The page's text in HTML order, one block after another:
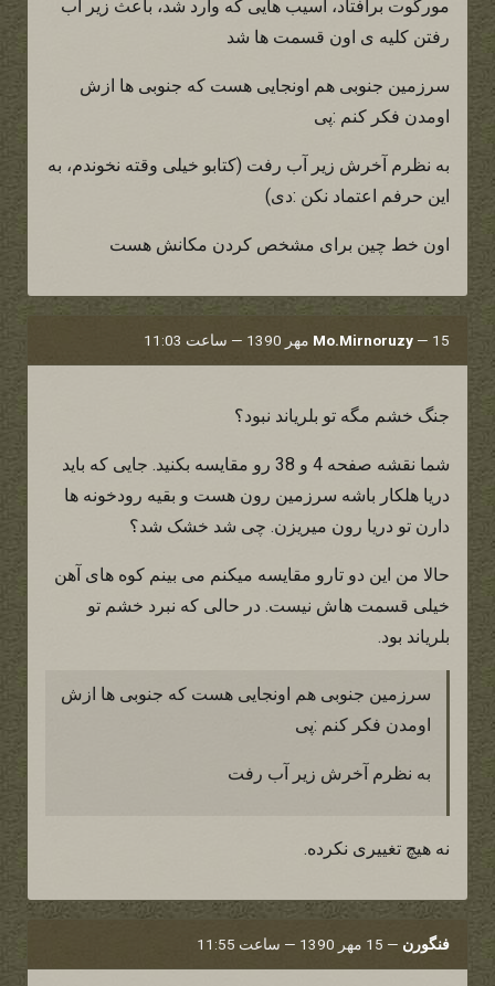
مورگوت برافتاد، آسیب هایی که وارد شد، باعث زیر آب
رفتن کلیه ی اون قسمت ها شد
سرزمین جنوبی هم اونجایی هست که جنوبی ها ازش
اومدن فکر کنم :پی
به نظرم آخرش زیر آب رفت (کتابو خیلی وقته نخوندم، به
این حرفم اعتماد نکن :دی)
اون خط چین برای مشخص کردن مکانش هست
Mo.Mirnoruzy — 15 مهر 1390 — ساعت 11:03
جنگ خشم مگه تو بلریاند نبود؟
شما نقشه صفحه 4 و 38 رو مقایسه بکنید. جایی که باید
دریا هلکار باشه سرزمین رون هست و بقیه رودخونه ها
دارن تو دریا رون میریزن. چی شد خشک شد؟
حالا من این دو تارو مقایسه میکنم می بینم کوه های آهن
خیلی قسمت هاش نیست. در حالی که نبرد خشم تو
بلریاند بود.
سرزمین جنوبی هم اونجایی هست که جنوبی ها ازش
اومدن فکر کنم :پی
به نظرم آخرش زیر آب رفت
نه هیچ تغییری نکرده.
فنگورن — 15 مهر 1390 — ساعت 11:55